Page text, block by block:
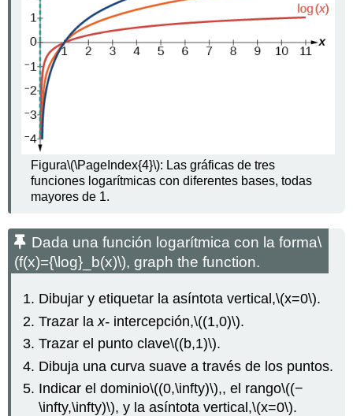
Figura\(\PageIndex{4}\): Las gráficas de tres
funciones logarítmicas con diferentes bases, todas
mayores de 1.
Dada una función logarítmica con la forma\
(f(x)={\log}_b(x)\), graph the function.
Dibujar y etiquetar la asíntota vertical,\(x=0\).
Trazar lax- intercepción,\((1,0)\).
Trazar el punto clave\((b,1)\).
Dibuja una curva suave a través de los puntos.
Indicar el dominio\((0,\infty)\),, el rango\((−
\infty,\infty)\), y la asíntota vertical,\(x=0\).